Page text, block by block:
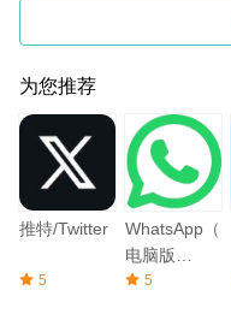
为您推荐
推特/Twitter
5
WhatsApp（
电脑版
Windows 和
5